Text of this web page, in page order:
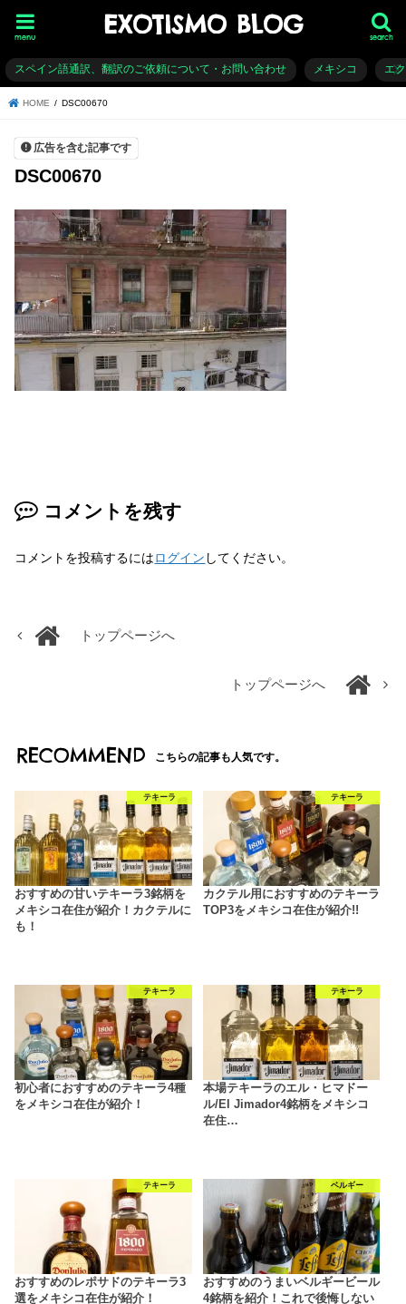
EXOTISMO BLOG search
menu
スペイン語通訳、翻訳のご依頼について・お問い合わせ メキシコ エ
HOME DSC00670
広告を含む記事です
DSC00670
コメントを残す
コメントを投稿するにはログイン してください。
トップページへ
トップページへ
RECOMMEND こちらの記事も人気です。
テキーラ
おすすめの甘いテキーラ3銘柄を
メキシコ在住が紹介！カクテルに
も！
テキーラ
カクテル用におすすめのテキーラ
TOP3をメキシコ在住が紹介!!
テキーラ
初心者におすすめのテキーラ4種
をメキシコ在住が紹介！
テキーラ
本場テキーラのエル・ヒマドー
ル/El Jimador4銘柄をメキシコ
在住…
テキーラ
おすすめのレポサドのテキーラ3
選をメキシコ在住が紹介！
ベルギー
おすすめのうまいベルギービール
4銘柄を紹介！これで後悔しない